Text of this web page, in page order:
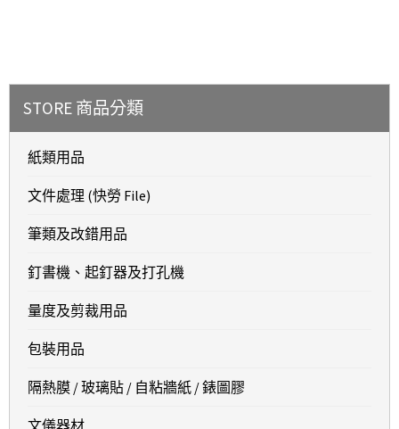
STORE 商品分類
紙類用品
文件處理 (快勞 File)
筆類及改錯用品
釘書機、起釘器及打孔機
量度及剪裁用品
包裝用品
隔熱膜 / 玻璃貼 / 自粘牆紙 / 錶圖膠
文儀器材